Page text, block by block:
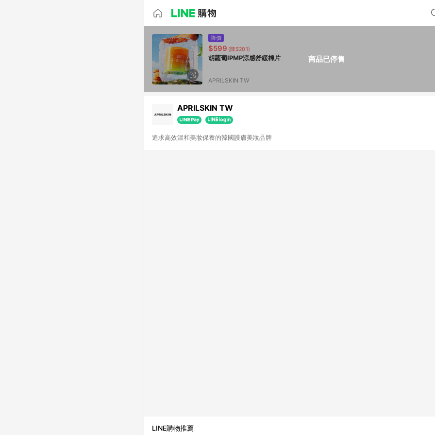
商品已停售
降價
$599 (降$201)
胡蘿蔔IPMP涼感舒緩棉片
APRILSKIN TW
APRILSKIN TW
追求高效溫和美妝保養的韓國護膚美妝品牌
LINE購物推薦